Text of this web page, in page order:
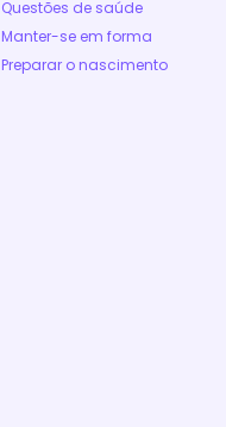
Questões de saúde
Manter-se em forma
Preparar o nascimento